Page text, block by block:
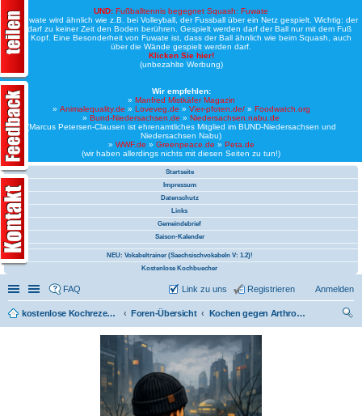
UND: Fußballtennis begegnet Squash: Fuwate
Bei Fuwate wird ähnlich wie z.B. bei Volleyball, der Fussball über ein Netz gespielt. Wichtig: der
Ball darf zu keiner Zeit den Boden berühren. Gespielt werden darf der Ball nur mit dem Fuß
oder Kopf. Eine Besonderheit von Fuwate ist, dass der Ball ähnlich wie beim Squash, auch
über die Wände gespielt werden darf.
Klicken Sie hier!
(unbezahlte Werbung)
Wir empfehlen:
» Manfred Mistkäfer Magazin
» Animalequality.de » Loveveg.de » Vier-pfoten.de/» Foodwatch.org
» Bund-Niedersachsen.de » Niedersachsen.nabu.de
(Marcus Petersen-Clausen ist ehrenamtliches Mitglied im BUND-Niedersachsen und
Niedersachsen Nabu)
» WWF.de » Greenpeace.de » Peta.de
(wir haben allerdings nichts mit diesen Seiten zu tun!)
Startseite
Impressum
Datenschutz
Links
Gemeindebrief
Saison-Kalender
NEU: Vokabeltrainer (Saechsischvokabeln V: 1.2)!
Kostenlose Kochbuecher
Schnellzugriff
Linkliste
FAQ Anmelden
Registrieren
Link zu uns
kostenlose Kochrezepte und kostenlose Kochbücher Foren-Übersicht
Kochen gegen Arthrose (vegan)